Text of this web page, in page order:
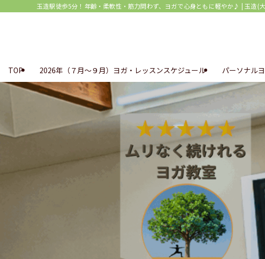
玉造駅徒歩5分！年齢・柔軟性・筋力問わず、ヨガで心身ともに軽やか♪ | 玉造(
TOP 2026年（７月～９月）ヨガ・レッスンスケジュール パーソナル